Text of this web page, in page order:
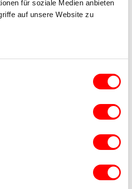
für soziale Medien anbieten
auf unsere Website zu